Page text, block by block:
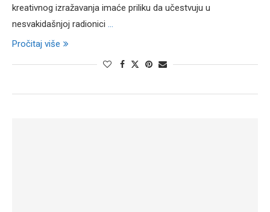
kreativnog izražavanja imaće priliku da učestvuju u
nesvakidašnjoj radionici ...
Pročitaj više